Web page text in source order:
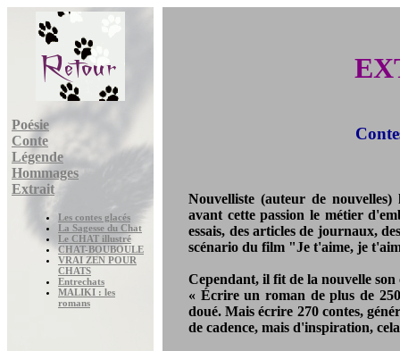
Poésie
Conte
Légende
Hommages
Extrait
Les contes glacés
La Sagesse du Chat
Le CHAT illustré
CHAT-BOUBOULE
VRAI ZEN POUR
CHATS
Entrechats
MALIKI : les
romans
Nouvelliste (auteur de
avant cette passion le métier
essais, des articles de journaux,
scénario du film "Je t'aime, je
Cependant, il fit de la nouvelle
« Écrire un roman de plus de
doué. Mais écrire 270 contes,
de cadence, mais d'inspiration,